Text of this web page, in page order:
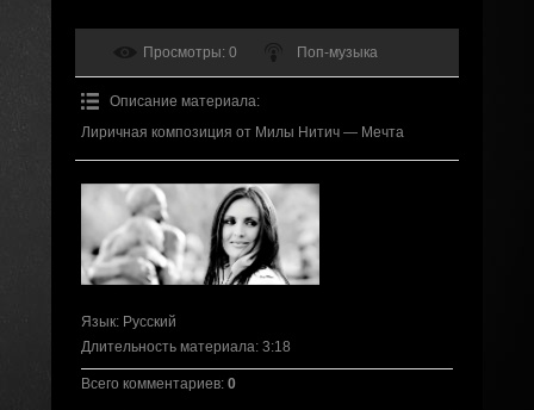
Просмотры: 0 Поп-музыка
Описание материала:
Лиричная композиция от Милы Нитич — Мечта
Язык: Русский
Длительность материала: 3:18
Всего комментариев: 0